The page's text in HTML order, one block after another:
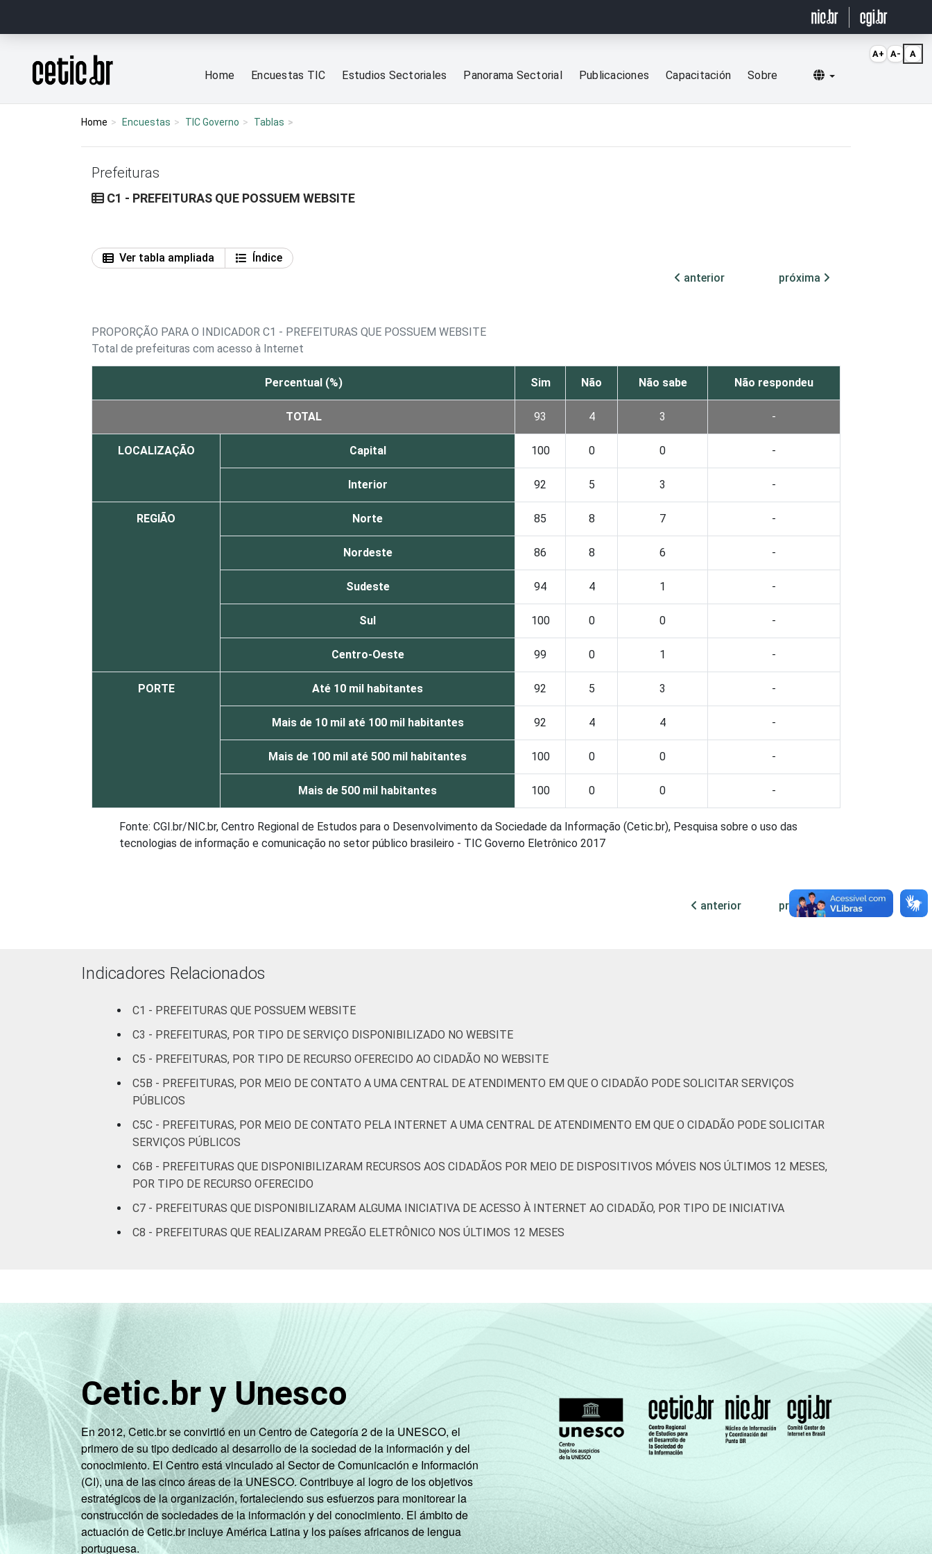
Página inicial
Home Encuestas TIC Estudios Sectoriales Panorama Sectorial Publicaciones Capacitación Sobre Selecionar idioma
Home Encuestas TIC Governo Tablas
Prefeituras
C1 - PREFEITURAS QUE POSSUEM WEBSITE
Ver tabla ampliada
Índice
anterior
próxima
PROPORÇÃO PARA O INDICADOR C1 - PREFEITURAS QUE POSSUEM WEBSITE
Total de prefeituras com acesso à Internet
Percentual (%) Sim Não Não sabe Não respondeu
TOTAL 93 4 3 -
LOCALIZAÇÃO Capital 100 0 0 -
Interior 92 5 3 -
REGIÃO Norte 85 8 7 -
Nordeste 86 8 6 -
Sudeste 94 4 1 -
Sul 100 0 0 -
Centro-Oeste 99 0 1 -
PORTE Até 10 mil habitantes 92 5 3 -
Mais de 10 mil até 100 mil habitantes 92 4 4 -
Mais de 100 mil até 500 mil habitantes 100 0 0 -
Mais de 500 mil habitantes 100 0 0 -
Fonte: CGI.br/NIC.br, Centro Regional de Estudos para o Desenvolvimento da Sociedade da Informação (Cetic.br), Pesquisa sobre o uso das
tecnologias de informação e comunicação no setor público brasileiro - TIC Governo Eletrônico 2017
anterior próxima
Indicadores Relacionados
C1 - PREFEITURAS QUE POSSUEM WEBSITE
C3 - PREFEITURAS, POR TIPO DE SERVIÇO DISPONIBILIZADO NO WEBSITE
C5 - PREFEITURAS, POR TIPO DE RECURSO OFERECIDO AO CIDADÃO NO WEBSITE
C5B - PREFEITURAS, POR MEIO DE CONTATO A UMA CENTRAL DE ATENDIMENTO EM QUE O CIDADÃO PODE SOLICITAR SERVIÇOS
PÚBLICOS
C5C - PREFEITURAS, POR MEIO DE CONTATO PELA INTERNET A UMA CENTRAL DE ATENDIMENTO EM QUE O CIDADÃO PODE SOLICITAR
SERVIÇOS PÚBLICOS
C6B - PREFEITURAS QUE DISPONIBILIZARAM RECURSOS AOS CIDADÃOS POR MEIO DE DISPOSITIVOS MÓVEIS NOS ÚLTIMOS 12 MESES,
POR TIPO DE RECURSO OFERECIDO
C7 - PREFEITURAS QUE DISPONIBILIZARAM ALGUMA INICIATIVA DE ACESSO À INTERNET AO CIDADÃO, POR TIPO DE INICIATIVA
C8 - PREFEITURAS QUE REALIZARAM PREGÃO ELETRÔNICO NOS ÚLTIMOS 12 MESES
Cetic.br y Unesco
En 2012, Cetic.br se convirtió en un Centro de Categoría 2 de la UNESCO, el
primero de su tipo dedicado al desarrollo de la sociedad de la información y del
conocimiento. El Centro está vinculado al Sector de Comunicación e Información
(CI), una de las cinco áreas de la UNESCO. Contribuye al logro de los objetivos
estratégicos de la organización, fortaleciendo sus esfuerzos para monitorear la
construcción de sociedades de la información y del conocimiento. El ámbito de
actuación de Cetic.br incluye América Latina y los países africanos de lengua
portuguesa.
A+ A- A